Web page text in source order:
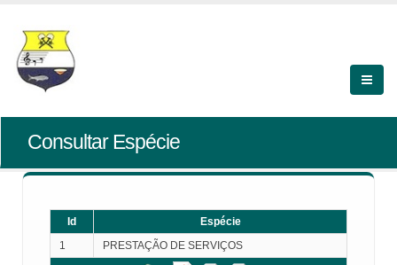
Consultar Espécie
Id
Espécie
1
PRESTAÇÃO DE SERVIÇOS